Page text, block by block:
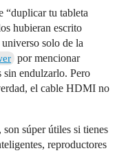
“duplicar tu tableta
hubieran escrito
solo de la
por mencionar
sin endulzarlo. Pero
el cable HDMI no
súper útiles si tienes
reproductores